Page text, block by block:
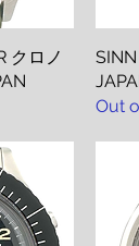
クロノ
Out